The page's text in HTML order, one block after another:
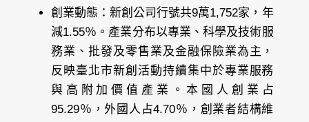
創業動態：新創公司行號共9萬1,752家，年
減1.55％。產業分布以專業、科學及技術服
務業、批發及零售業及金融保險業為主，
反映臺北市新創活動持續集中於專業服務
與高附加價值產業。本國人創業占
95.29％，外國人占4.70％，創業者結構維